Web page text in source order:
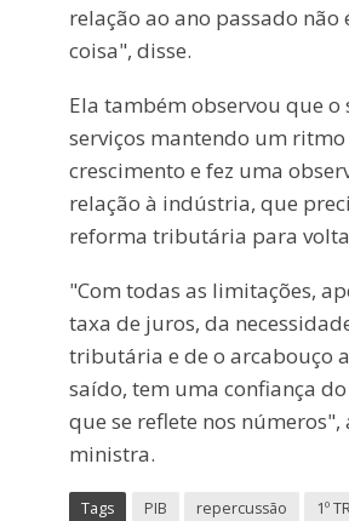
relação ao ano passado não
coisa", disse.
Ela também observou que o
serviços mantendo um ritmo
crescimento e fez uma
relação à indústria, que
reforma tributária para
"Com todas as limitações,
taxa de juros, da
tributária e de o arcabouço
saído, tem uma confiança
que se reflete nos números",
ministra.
Tags PIB repercussão
1º